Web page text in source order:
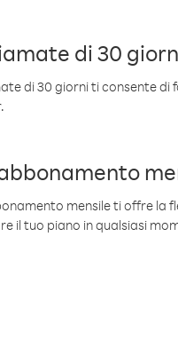
di 30
di 30 giorni ti consente
mensile ti offre la
il tuo piano in qualsiasi